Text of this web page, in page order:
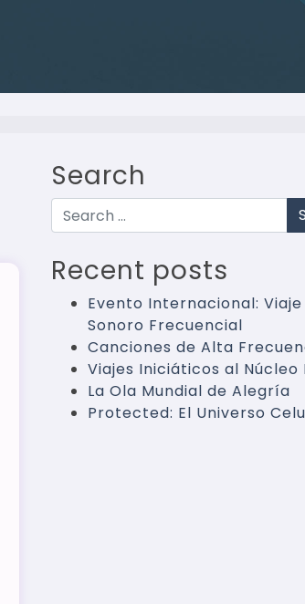
Search
Search
Recent posts
Evento Internacional: Viaje
Sonoro Frecuencial
Canciones de Alta
Viajes Iniciáticos al Núcleo
La Ola Mundial de Alegría
Protected: El Universo